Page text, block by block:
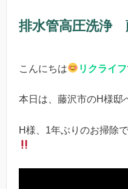
排水管高圧洗浄
こんにちは リクライフ
本日は、藤沢市のH様邸
H様、1年ぶりのお掃除